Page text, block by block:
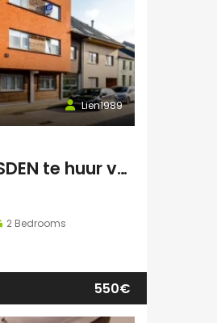
Lien1989
Appartement HEUSDEN te huur voor COHOUSING
2 Bedrooms
550€